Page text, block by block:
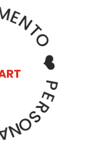
P
E
R
S
U
M
E
N
T
O
❤️